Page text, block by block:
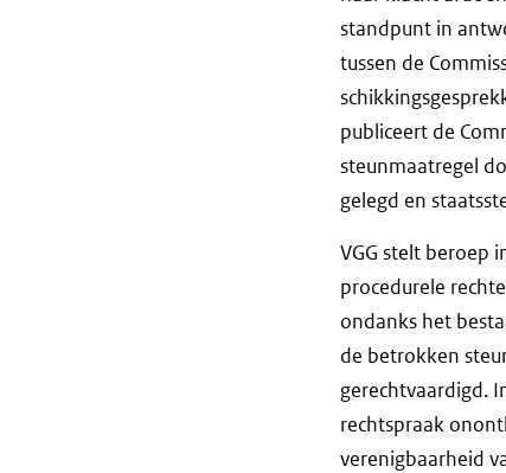
standpunt in
tussen de
publiceert de
steunmaatregel
gelegd en
VGG stelt beroep
procedurele
ondanks het
de betrokken
gerechtvaardigd.
rechtspraak
verenigbaarheid